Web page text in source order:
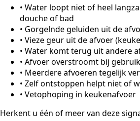
• Water loopt niet of heel
douche of bad
• Gorgelnde geluiden uit de
• Vieze geur uit de afvoer
• Water komt terug uit andere
• Afvoer overstroomt bij gebruik
• Meerdere afvoeren tegelijk
• Zelf ontstoppen helpt niet of
• Vetophoping in keukenafvoer
Herkent u één of meer van deze